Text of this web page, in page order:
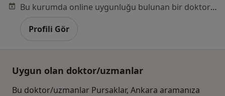
Bu kurumda online uygunluğu bulunan bir doktor veya uzman bulunamadı
Profili Gör
Uygun olan doktor/uzmanlar
Bu doktor/uzmanlar Pursaklar, Ankara aramanıza